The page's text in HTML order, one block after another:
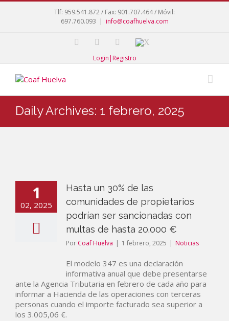
Tlf: 959.541.872 / Fax: 901.707.464 / Móvil:
697.760.093 | info@coafhuelva.com
Login|Registro
Daily Archives: 1 febrero, 2025
1
02, 2025
Hasta un 30% de las
comunidades de propietarios
podrían ser sancionadas con
multas de hasta 20.000 €
Por Coaf Huelva | 1 febrero, 2025 | Noticias
El modelo 347 es una declaración
informativa anual que debe presentarse
ante la Agencia Tributaria en febrero de cada año para
informar a Hacienda de las operaciones con terceras
personas cuando el importe facturado sea superior a
los 3.005,06 €.